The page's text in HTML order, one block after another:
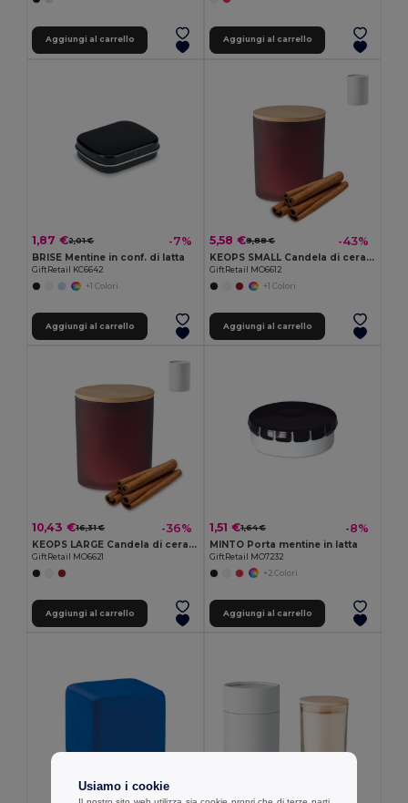
Aggiungi al carrello Aggiungi al carrello
1,87 €2,01 € -7%
BRISE Mentine in conf. di latta
GiftRetail KC6642
+1 Colori
Aggiungi al carrello
5,58 €9,88 € -43%
KEOPS SMALL Candela di cera vegetale 120 g
GiftRetail MO6612
+1 Colori
Aggiungi al carrello
10,43 €16,31 € -36%
KEOPS LARGE Candela di cera vegetale 280 g
GiftRetail MO6621
Aggiungi al carrello
1,51 €1,64 € -8%
MINTO Porta mentine in latta
GiftRetail MO7232
+2 Colori
Aggiungi al carrello
Usiamo i cookie